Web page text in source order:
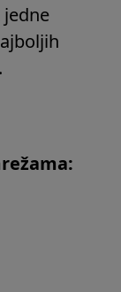
jedne